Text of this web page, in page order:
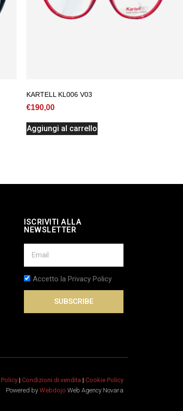
KARTELL KL006 V03
€190,00
Aggiungi al carrello
ISCRIVITI ALLA
NEWSLETTER
Accetto la Privacy Policy
SUBSCRIBE
Policy| Condizioni di vendita | Cookie Policy
Powered by Webdojo Web Agency Novara